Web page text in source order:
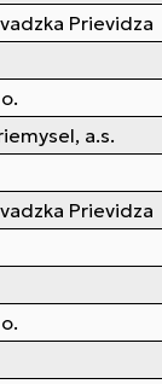
Prievidza
a.s.
Prievidza